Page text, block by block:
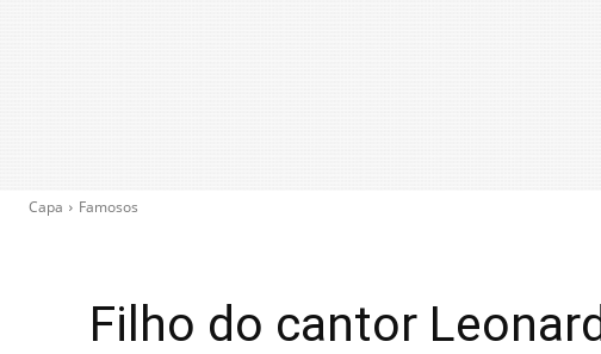
Capa Famosos
Filho do cantor